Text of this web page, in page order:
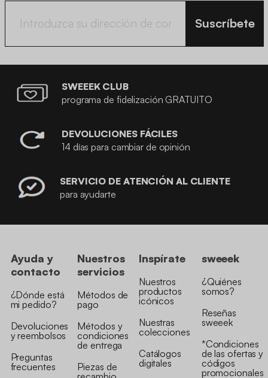
Suscríbete
SWEEEK CLUB
programa de fidelización GRATUITO
DEVOLUCIONES FÁCILES
14 días para cambiar de opinión
SERVICIO DE ATENCIÓN AL CLIENTE
para ayudarte
Ayuda y
contacto
¿Dónde está
mi pedido?
Devoluciones
y reembolsos
Preguntas
frecuentes
Nuestros
servicios
Métodos de
pago
Métodos y
condiciones
de entrega
Piezas de
Inspírate
Nuestros
productos
icónicos
Nuestras
colecciones
Catálogos
digitales
sweeek
¿Quiénes
somos?
Reseñas
sweeek
*Condiciones
de las ofertas y
códigos
promocionales